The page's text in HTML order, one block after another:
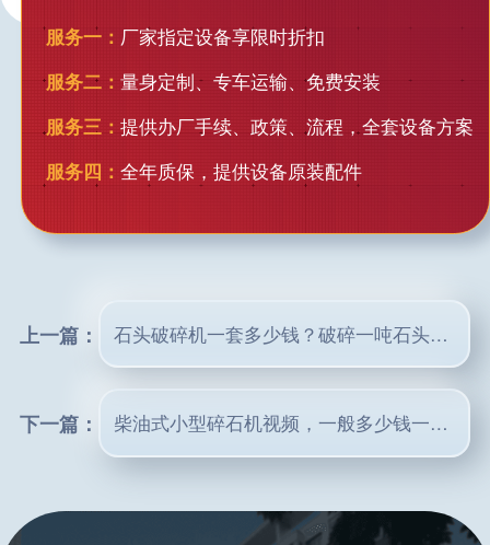
服务一： 厂家指定设备享限时折扣
服务二： 量身定制、专车运输、免费安装
服务三： 提供办厂手续、政策、流程，全套设备方案
服务四： 全年质保，提供设备原装配件
上一篇： 石头破碎机一套多少钱？破碎一吨石头出多少12石子？
下一篇： 柴油式小型碎石机视频，一般多少钱一台？